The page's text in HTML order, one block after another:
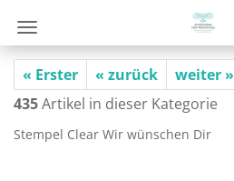
« Erster « zurück weiter »
435Artikel in dieser Kategorie
Stem­pel Clear Wir wün­schen Dir